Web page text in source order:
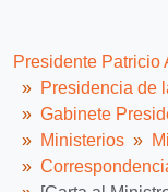
60 más...
Presidente Patricio
Presidencia de
Gabinete
Ministerios